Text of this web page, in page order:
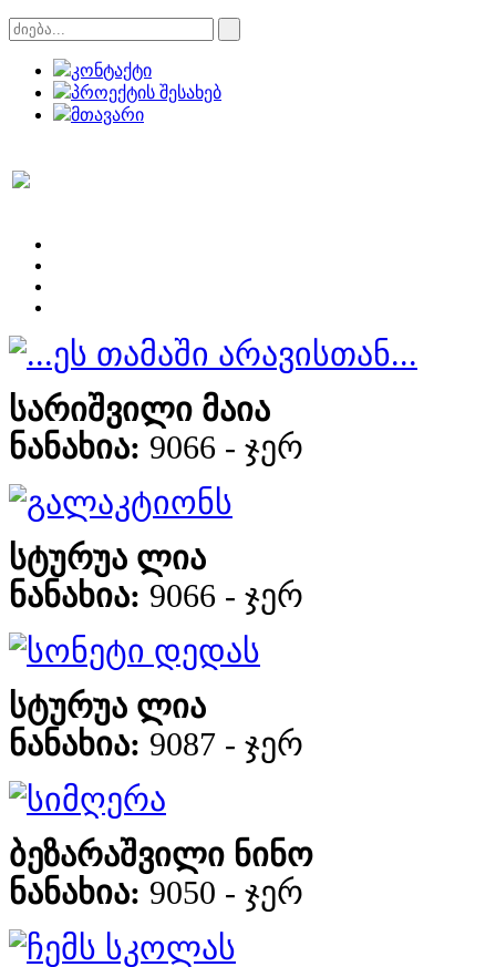
კონტაქტი
პროექტის შესახებ
მთავარი
...ეს თამაში არავისთან...
სარიშვილი მაია
ნანახია: 9066 - ჯერ
გალაკტიონს
სტურუა ლია
ნანახია: 9066 - ჯერ
სონეტი დედას
სტურუა ლია
ნანახია: 9087 - ჯერ
სიმღერა
ბეზარაშვილი ნინო
ნანახია: 9050 - ჯერ
ჩემს სკოლას